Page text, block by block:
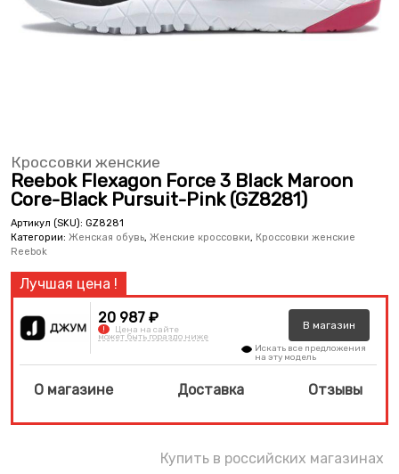
Кроссовки женские
Reebok Flexagon Force 3 Black Maroon
Core-Black Pursuit-Pink (GZ8281)
Артикул (SKU): GZ8281
Категории: Женская обувь, Женские кроссовки, Кроссовки женские
Reebok
20 987 ₽
! Цена на сайте
может быть гораздо ниже
В магазин
Искать все предложения
на эту модель
О магазине Доставка Отзывы
Купить в российских магазинах